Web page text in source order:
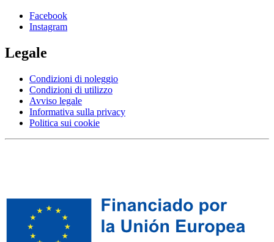
Facebook
Instagram
Legale
Condizioni di noleggio
Condizioni di utilizzo
Avviso legale
Informativa sulla privacy
Politica sui cookie